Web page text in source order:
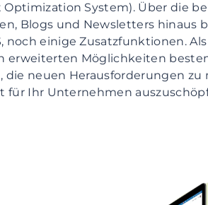
System). Über die
Blogs und Newsletters hinaus
noch einige Zusatzfunktionen.
erweiterten Möglichkeiten
die neuen Herausforderungen zu
für Ihr Unternehmen